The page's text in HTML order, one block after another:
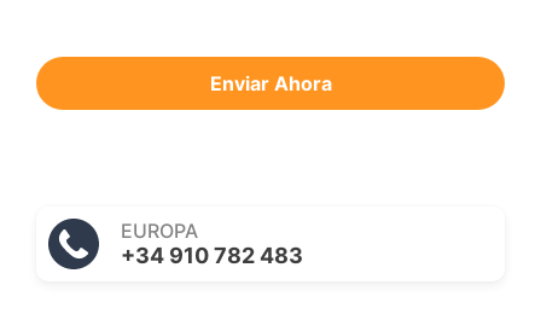
Enviar Ahora
EUROPA
+34 910 782 483